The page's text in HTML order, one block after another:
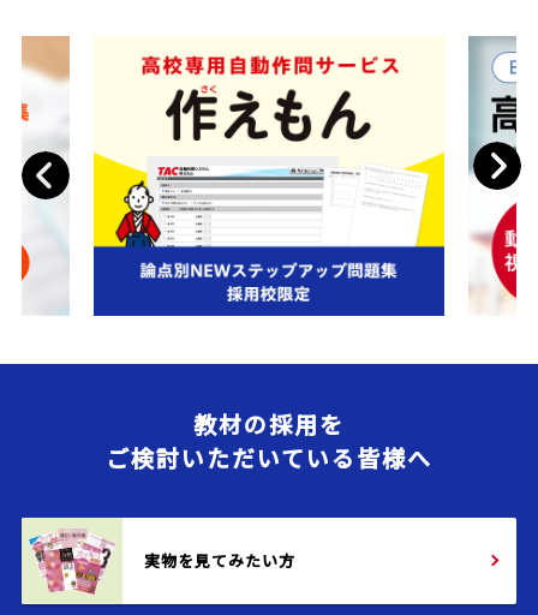
Previous
Next
教材の採用を
ご検討いただいている皆様へ
実物を見てみたい方